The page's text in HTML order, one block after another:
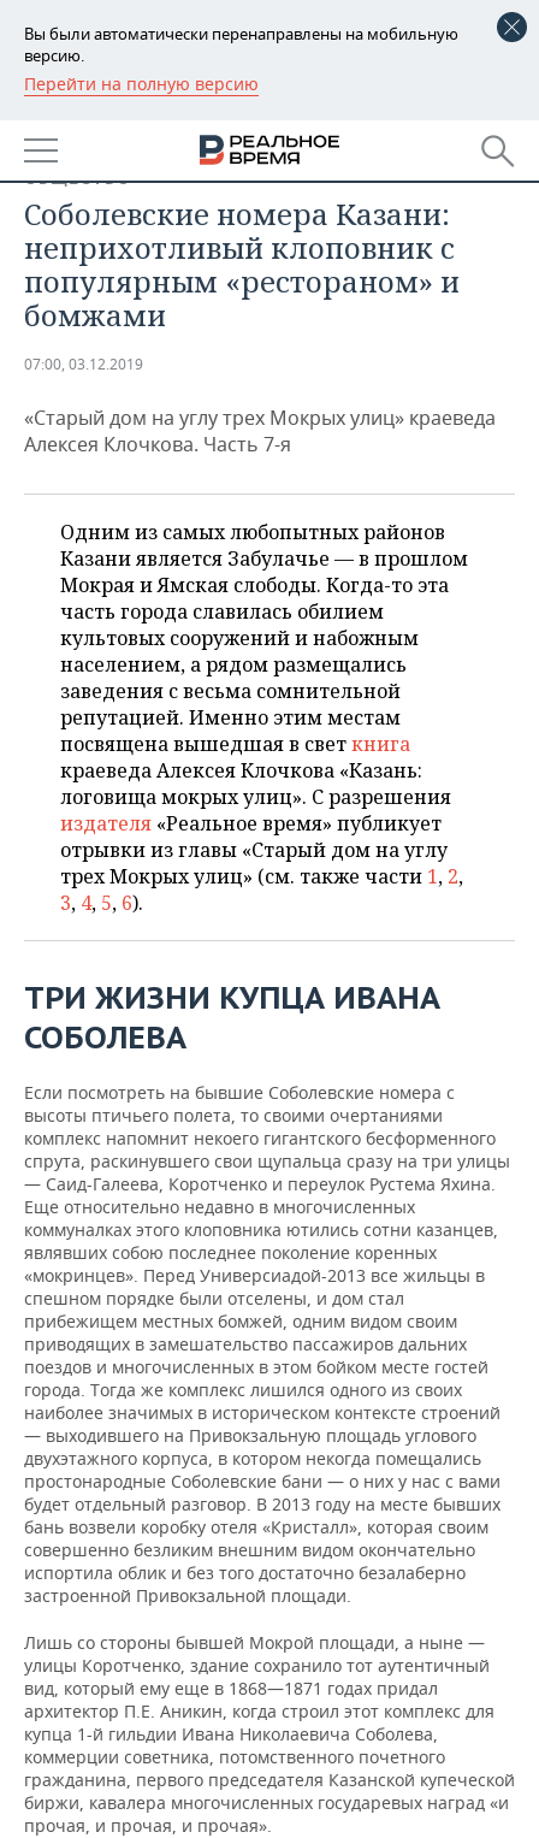
Вы были автоматически перенаправлены на мобильную
версию.
Перейти на полную версию
РЕГИОНЫ
БАШКОРТОСТАН
ТАТАРСТАН
УДМУРТИЯ
НОВОСТИ
АНАЛИТИКА
НОВОСТИ АНАЛИТИКИ
ДЕКЛАРАЦИИ О ДОХОДАХ
КОРОЛИ ГОСЗАКАЗА ПФО
ВУЗЫ ТАТАРСТАНА
ТОРГОВЫЕ ЦЕНТРЫ
ЭКОНОМИКА
НОВОСТИ ЭКОНОМИКИ
ФИНАНСЫ
БАНКИ
ИНВЕСТИЦИИ
ПРОМЫШЛЕННОСТЬ
НОВОСТИ
АГРОПРОМ
МАШИНОСТРОЕНИЕ
НЕФТЕХИМИЯ
НЕФТЬ
ОПК
ЭНЕРГЕТИКА
НЕДВИЖИМОСТЬ
НОВОСТИ НЕДВИЖИМОСТИ
АВТО
НОВОСТИ БИЗНЕСА
РОЗНИЧНАЯ ТОРГОВЛЯ
ТРАНСПОРТ
УСЛУГИ
ТЕХНОЛОГИИ
НОВОСТИ ТЕХНОЛОГИЙ
МЕДИА
ТЕЛЕКОММУНИКАЦИИ
МЕРОПРИЯТИЯ
НОВОСТИ МЕРОПРИЯТИЙ
ВЫЕЗДНАЯ РЕДАКЦИЯ
БИЗНЕС-БРАНЧИ
ONLINE-КОНФЕРЕНЦИИ
ОТКРЫТАЯ ЛЕКЦИЯ
СПОРТ
НОВОСТИ СПОРТА
ФУТБОЛ
ХОККЕЙ
БАСКЕТБОЛ
ВОЛЕЙБОЛ
ФИГУРНОЕ КАТАНИЕ
ВОДНЫЕ ВИДЫ СПОРТА
ХОККЕЙ С МЯЧОМ
ОБЩЕСТВО
НОВОСТИ ОБЩЕСТВА
ВЛАСТЬ
ИНФРАСТРУКТУРА
ИСТОРИЯ
МЕДИЦИНА
ОБРАЗОВАНИЕ
ПРОИСШЕСТВИЯ
ФОТОГАЛЕРЕЯ
СЮЖЕТЫ
СПРАВОЧНИК
СПИСОК ПЕРСОН
ПОЛНАЯ ВЕРСИЯ
ОБЩЕСТВО
Соболевские номера Казани:
неприхотливый клоповник с
популярным «рестораном» и
бомжами
07:00, 03.12.2019
«Старый дом на углу трех Мокрых улиц» краеведа
Алексея Клочкова. Часть 7-я
Одним из самых любопытных районов
Казани является Забулачье — в прошлом
Мокрая и Ямская слободы. Когда-то эта
часть города славилась обилием
культовых сооружений и набожным
населением, а рядом размещались
заведения с весьма сомнительной
репутацией. Именно этим местам
посвящена вышедшая в светкнига
краеведа Алексея Клочкова «Казань:
логовища мокрых улиц». С разрешения
издателя «Реальное время» публикует
отрывки из главы «Старый дом на углу
трех Мокрых улиц» (см. также части 1, 2,
3, 4, 5, 6).
ТРИ ЖИЗНИ КУПЦА ИВАНА
СОБОЛЕВА
Если посмотреть на бывшие Соболевские номера с
высоты птичьего полета, то своими очертаниями
комплекс напомнит некоего гигантского бесформенного
спрута, раскинувшего свои щупальца сразу на три улицы
— Саид-Галеева, Коротченко и переулок Рустема Яхина.
Еще относительно недавно в многочисленных
коммуналках этого клоповника ютились сотни казанцев,
являвших собою последнее поколение коренных
«мокринцев». Перед Универсиадой-2013 все жильцы в
спешном порядке были отселены, и дом стал
прибежищем местных бомжей, одним видом своим
приводящих в замешательство пассажиров дальних
поездов и многочисленных в этом бойком месте гостей
города. Тогда же комплекс лишился одного из своих
наиболее значимых в историческом контексте строений
— выходившего на Привокзальную площадь углового
двухэтажного корпуса, в котором некогда помещались
простонародные Соболевские бани — о них у нас с вами
будет отдельный разговор. В 2013 году на месте бывших
бань возвели коробку отеля «Кристалл», которая своим
совершенно безликим внешним видом окончательно
испортила облик и без того достаточно безалаберно
застроенной Привокзальной площади.
Лишь со стороны бывшей Мокрой площади, а ныне —
улицы Коротченко, здание сохранило тот аутентичный
вид, который ему еще в 1868—1871 годах придал
архитектор П.Е. Аникин, когда строил этот комплекс для
купца 1-й гильдии Ивана Николаевича Соболева,
коммерции советника, потомственного почетного
гражданина, первого председателя Казанской купеческой
биржи, кавалера многочисленных государевых наград «и
прочая, и прочая, и прочая».